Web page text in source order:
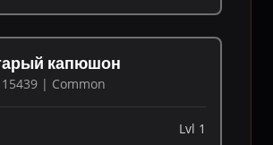
капюшон
15439 | Common
Lvl 1